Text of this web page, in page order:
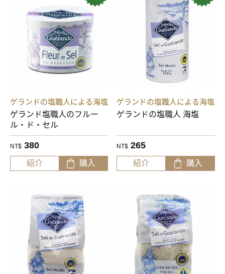
ITALIA TARTUFI
SAPORI DI BOSCO
JOSE LOU
Kind
Flavor
Vegan
ゲランドの塩職人による海塩
ゲランド塩職人のフルー
ル・ド・セル
NT$ 380
紹介 購入
ゲランドの塩職人による海塩
ゲランドの塩職人 海塩
NT$ 265
紹介 購入